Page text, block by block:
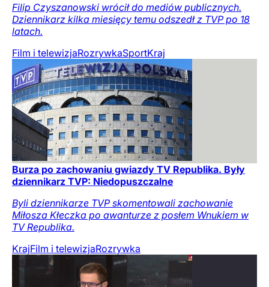
Filip Czyszanowski wrócił do mediów publicznych.
Dziennikarz kilka miesięcy temu odszedł z TVP po 18
latach.
Film i telewizjaRozrywkaSportKraj
Burza po zachowaniu gwiazdy TV Republika. Były
dziennikarz TVP: Niedopuszczalne
Byli dziennikarze TVP skomentowali zachowanie
Miłosza Kłeczka po awanturze z posłem Wnukiem w
TV Republika.
KrajFilm i telewizjaRozrywka